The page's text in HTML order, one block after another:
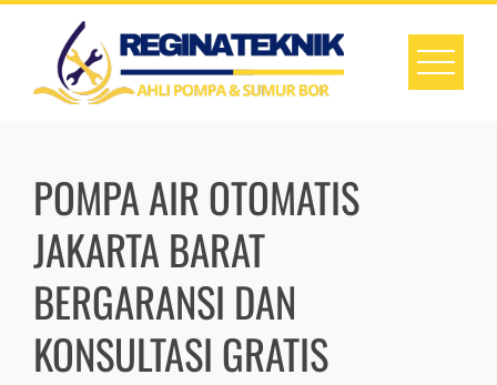
Skip
content
POMPA AIR OTOMATIS
JAKARTA BARAT
BERGARANSI DAN
KONSULTASI GRATIS